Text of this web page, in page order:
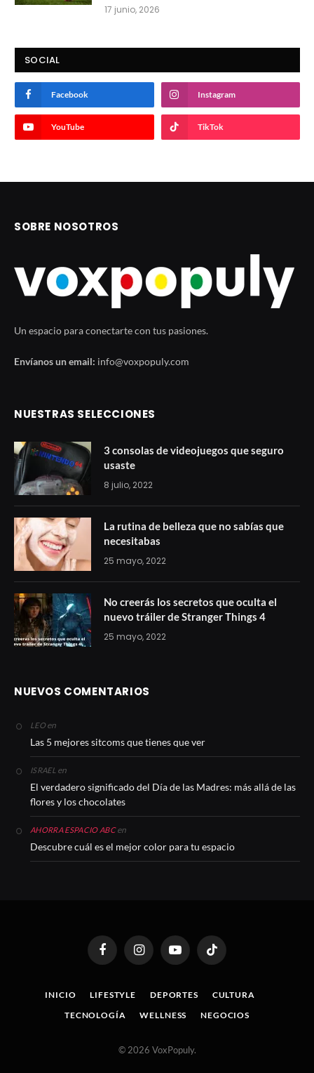
17 junio, 2026
SOCIAL
Facebook Instagram
YouTube TikTok
SOBRE NOSOTROS
Un espacio para conectarte con tus pasiones.
Envíanos un email: info@voxpopuly.com
NUESTRAS SELECCIONES
3 consolas de videojuegos que seguro
usaste
8 julio, 2022
La rutina de belleza que no sabías que
necesitabas
25 mayo, 2022
No creerás los secretos que oculta el
nuevo tráiler de Stranger Things 4
25 mayo, 2022
NUEVOS COMENTARIOS
LEOen
Las 5 mejores sitcoms que tienes que ver
ISRAEL en
El verdadero significado del Día de las Madres: más allá de las
flores y los chocolates
AHORRA ESPACIO ABCen
Descubre cuál es el mejor color para tu espacio
FacebookInstagramYouTubeTikTok
INICIO LIFESTYLE DEPORTES
CULTURA
TECNOLOGÍA
WELLNESS NEGOCIOS
© 2026 VoxPopuly.